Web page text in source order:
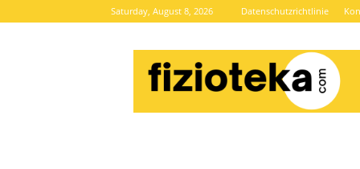
Saturday, August 8, 2026 Datenschutzrichtlinie
Brze
vijesti